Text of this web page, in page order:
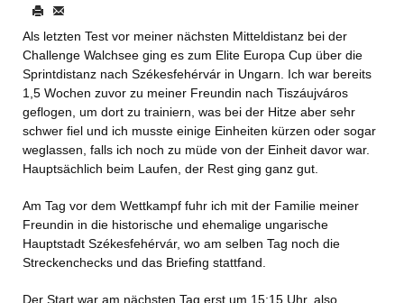
Als letzten Test vor meiner nächsten Mitteldistanz bei der
Challenge Walchsee ging es zum Elite Europa Cup über die
Sprintdistanz nach Székesfehérvár in Ungarn. Ich war bereits
1,5 Wochen zuvor zu meiner Freundin nach Tiszáujváros
geflogen, um dort zu trainiern, was bei der Hitze aber sehr
schwer fiel und ich musste einige Einheiten kürzen oder sogar
weglassen, falls ich noch zu müde von der Einheit davor war.
Hauptsächlich beim Laufen, der Rest ging ganz gut.
Am Tag vor dem Wettkampf fuhr ich mit der Familie meiner
Freundin in die historische und ehemalige ungarische
Hauptstadt Székesfehérvár, wo am selben Tag noch die
Streckenchecks und das Briefing stattfand.
Der Start war am nächsten Tag erst um 15:15 Uhr, also